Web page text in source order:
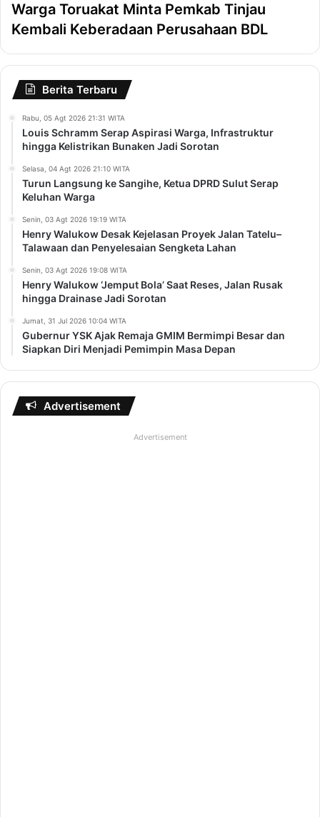
Warga Toruakat Minta Pemkab Tinjau
Kembali Keberadaan Perusahaan BDL
Berita Terbaru
Rabu, 05 Agt 2026 21:31 WITA
Louis Schramm Serap Aspirasi Warga, Infrastruktur
hingga Kelistrikan Bunaken Jadi Sorotan
Selasa, 04 Agt 2026 21:10 WITA
Turun Langsung ke Sangihe, Ketua DPRD Sulut Serap
Keluhan Warga
Senin, 03 Agt 2026 19:19 WITA
Henry Walukow Desak Kejelasan Proyek Jalan Tatelu–
Talawaan dan Penyelesaian Sengketa Lahan
Senin, 03 Agt 2026 19:08 WITA
Henry Walukow ‘Jemput Bola’ Saat Reses, Jalan Rusak
hingga Drainase Jadi Sorotan
Jumat, 31 Jul 2026 10:04 WITA
Gubernur YSK Ajak Remaja GMIM Bermimpi Besar dan
Siapkan Diri Menjadi Pemimpin Masa Depan
Advertisement
Advertisement